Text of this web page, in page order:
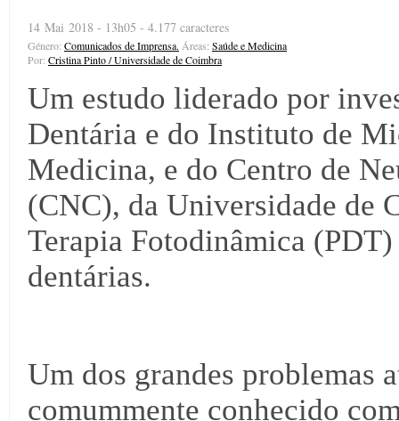
14 Mai 2018 - 13h05 - 4.177 caracteres
Género: Comunicados de Imprensa. Áreas: Saúde e Medicina
Por: Cristina Pinto / Universidade de Coimbra
Um estudo liderado por
Dentária e do Instituto de
Medicina, e do Centro de
(CNC), da Universidade de
Terapia Fotodinâmica
dentárias.
Um dos grandes problemas
comummente conhecido